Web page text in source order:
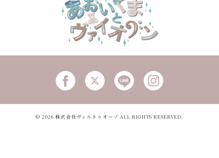
© 2026 株式会社ヴィルトゥオーゾ ALL RIGHTS RESERVED.